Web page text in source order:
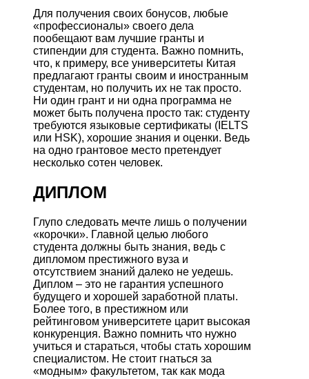
Для получения своих бонусов, любые
«профессионалы» своего дела
пообещают вам лучшие гранты и
стипендии для студента. Важно помнить,
что, к примеру, все университеты Китая
предлагают гранты своим и иностранным
студентам, но получить их не так просто.
Ни один грант и ни одна программа не
может быть получена просто так: студенту
требуются языковые сертификаты (IELTS
или HSK), хорошие знания и оценки. Ведь
на одно грантовое место претендует
несколько сотен человек.
ДИПЛОМ
Глупо следовать мечте лишь о получении
«корочки». Главной целью любого
студента должны быть знания, ведь с
дипломом престижного вуза и
отсутствием знаний далеко не уедешь.
Диплом – это не гарантия успешного
будущего и хорошей заработной платы.
Более того, в престижном или
рейтинговом университете царит высокая
конкуренция. Важно помнить что нужно
учиться и стараться, чтобы стать хорошим
специалистом. Не стоит гнаться за
«модным» факультетом, так как мода